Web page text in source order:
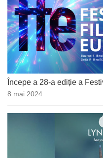
Începe a 28-a ediție a
8 mai 2024